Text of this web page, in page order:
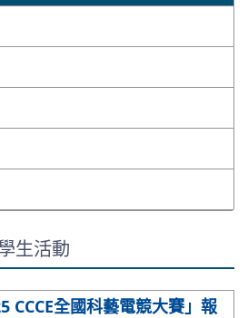
生活動
CCCE全國科藝電競大賽」報